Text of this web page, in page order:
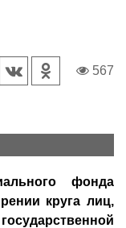
567
фонда
круга лиц,